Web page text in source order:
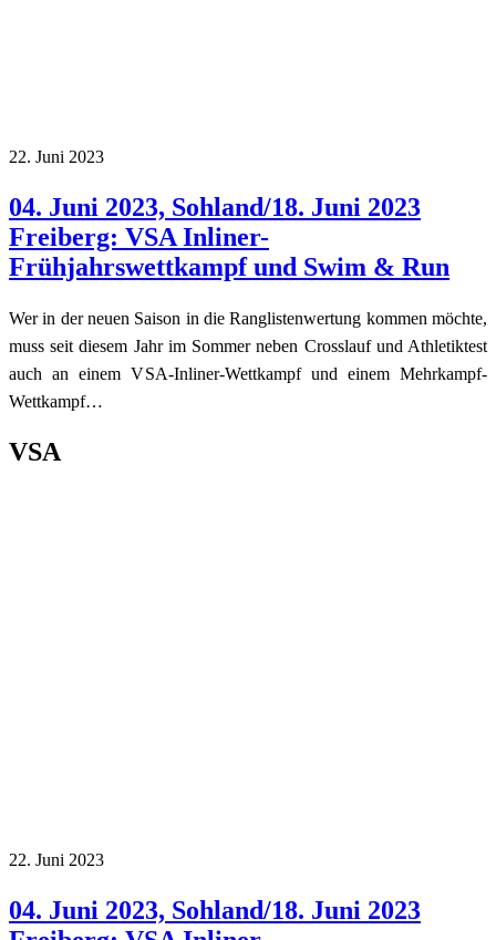
22. Juni 2023
04. Juni 2023, Sohland/18. Juni 2023
Freiberg: VSA Inliner-
Frühjahrswettkampf und Swim & Run
Wer in der neuen Saison in die Ranglistenwertung kommen möchte,
muss seit diesem Jahr im Sommer neben Crosslauf und Athletiktest
auch an einem VSA-Inliner-Wettkampf und einem Mehrkampf-
Wettkampf…
Category:
VSA
22. Juni 2023
04. Juni 2023, Sohland/18. Juni 2023